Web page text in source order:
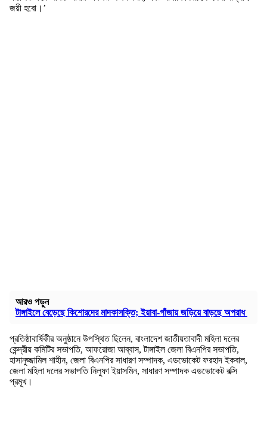
জয়ী হবো।’
আরও পড়ুন
টাঙ্গাইলে বেড়েছে কিশোরদের মাদকাসক্তি; ইয়াবা-গাঁজায় জড়িয়ে বাড়ছে অপরাধ
প্রতিষ্ঠাবার্ষিকীর অনুষ্ঠানে উপস্থিত ছিলেন, বাংলাদেশ জাতীয়তাবাদী মহিলা দলের
কেন্দ্রীয় কমিটির সভাপতি, আফরোজা আব্বাস, টাঙ্গাইল জেলা বিএনপির সভাপতি,
হাসানুজ্জামিল শাহীন, জেলা বিএনপির সাধারণ সম্পাদক, এডভোকেট ফরহাদ ইকবাল,
জেলা মহিলা দলের সভাপতি নিলুফা ইয়াসমিন, সাধারণ সম্পাদক এডভোকেট রক্সি
প্রমূখ।